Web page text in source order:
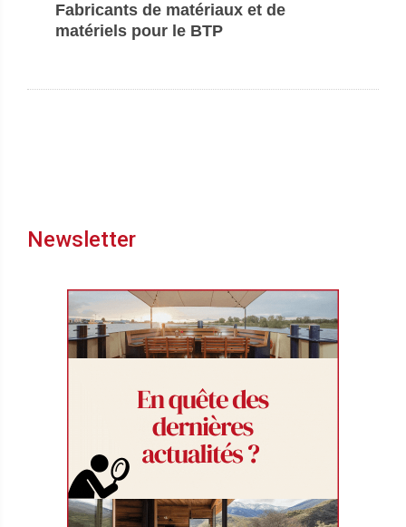
Fabricants de matériaux et de
matériels pour le BTP
Newsletter